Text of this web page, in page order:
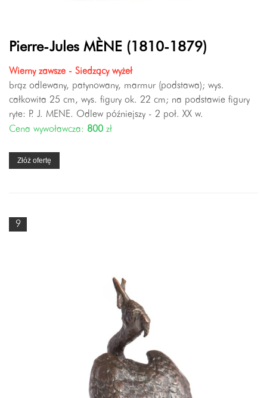
Pierre-Jules MÈNE (1810-1879)
Wierny zawsze - Siedzący wyżeł
brąz odlewany, patynowany, marmur (podstawa); wys.
całkowita 25 cm, wys. figury ok. 22 cm; na podstawie figury
ryte: P. J. MENE. Odlew późniejszy - 2 poł. XX w.
Cena wywoławcza: 800 zł
Złóż ofertę
9